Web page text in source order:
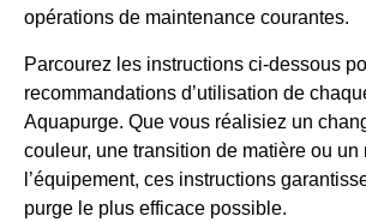
opérations de maintenance courantes.
Parcourez les instructions ci-dessous
recommandations d’utilisation de
Aquapurge. Que vous réalisiez un
couleur, une transition de matière ou un
l’équipement, ces instructions
purge le plus efficace possible.